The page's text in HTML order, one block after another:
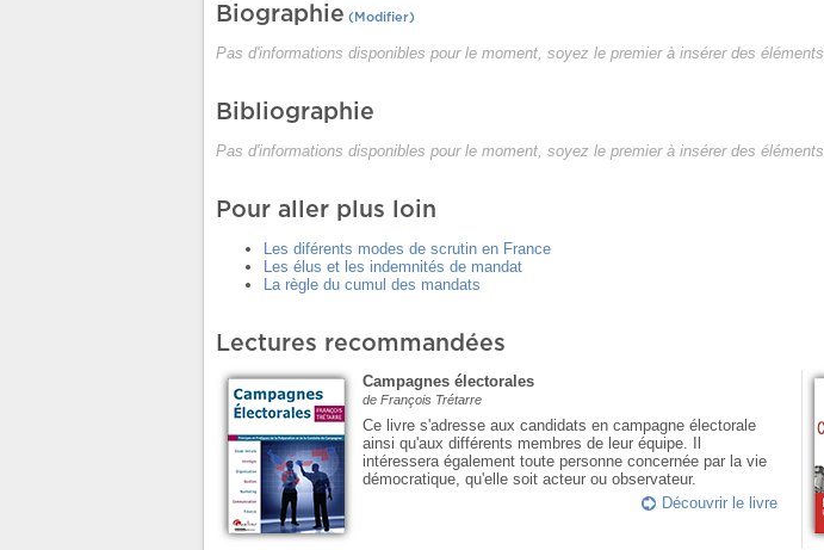
Biographie (Modifier)
Pas d'informations disponibles pour le moment, soyez le premier à insérer des éléments
Bibliographie
Pas d'informations disponibles pour le moment, soyez le premier à insérer des éléments
Pour aller plus loin
Les diférents modes de scrutin en France
Les élus et les indemnités de mandat
La règle du cumul des mandats
Lectures recommandées
Campagnes électorales
de François Trétarre
Ce livre s'adresse aux candidats en campagne électorale
ainsi qu'aux différents membres de leur équipe. Il
intéressera également toute personne concernée par la vie
démocratique, qu'elle soit acteur ou observateur.
Découvrir le livre